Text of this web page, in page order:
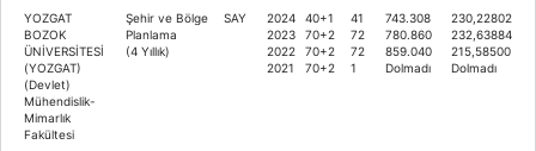
YOZGAT
BOZOK
ÜNİVERSİTESİ
(YOZGAT)
(Devlet)
Mühendislik-
Mimarlık
Fakültesi
Şehir ve Bölge
Planlama
(4 Yıllık)
SAY
2024
2023
2022
2021
40+1
70+2
70+2
70+2
41
72
72
1
743.308
780.860
859.040
Dolmadı
230,22802
232,63884
215,58500
Dolmadı